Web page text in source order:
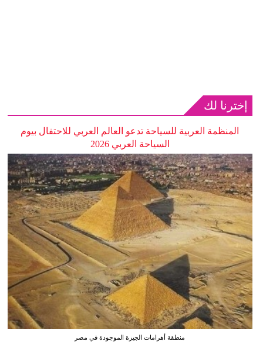
إخترنا لك
المنظمة العربية للسياحة تدعو العالم العربي للاحتفال بيوم
السياحة العربي 2026
منطقة أهرامات الجيزة الموجودة في مصر